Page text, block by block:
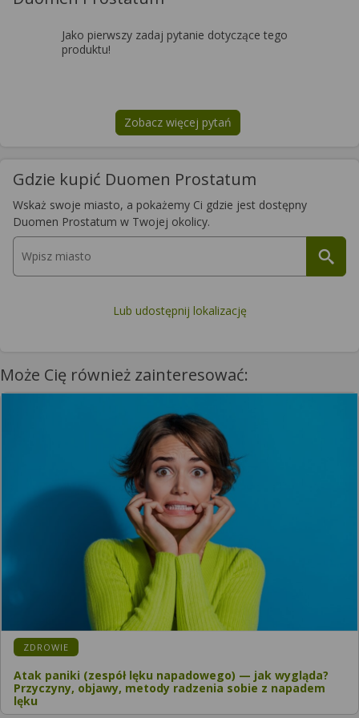
Jako pierwszy zadaj pytanie dotyczące tego
produktu!
Zobacz więcej pytań
na tematDuomen Prostatum
Gdzie kupić Duomen Prostatum
Wskaż swoje miasto, a pokażemy Ci gdzie jest dostępny
Duomen Prostatum w Twojej okolicy.
Lub udostępnij lokalizację
Może Cię również zainteresować:
KATEGORIA:
ZDROWIE
Atak paniki (zespół lęku napadowego) — jak wygląda?
Przyczyny, objawy, metody radzenia sobie z napadem
lęku